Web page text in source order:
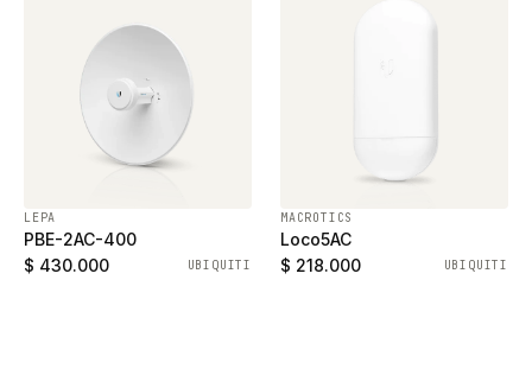
LEPA
PBE-2AC-400
$ 430.000
UBIQUITI
MACROTICS
Loco5AC
$ 218.000
UBIQUITI